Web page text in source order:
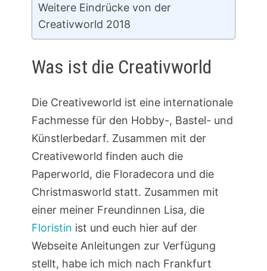
Weitere Eindrücke von der
Creativworld 2018
Was ist die Creativworld
Die Creativeworld ist eine internationale
Fachmesse für den Hobby-, Bastel- und
Künstlerbedarf. Zusammen mit der
Creativeworld finden auch die
Paperworld, die Floradecora und die
Christmasworld statt. Zusammen mit
einer meiner Freundinnen Lisa, die
Floristin ist und euch hier auf der
Webseite Anleitungen zur Verfügung
stellt, habe ich mich nach Frankfurt